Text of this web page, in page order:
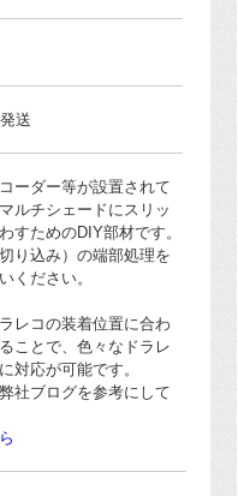
発送
ーダー等が設置されて
ルチシェードにスリッ
すためのDIY部材です。
り込み）の端部処理を
ください。
レコの装着位置に合わ
ことで、色々なドラレ
対応が可能です。
社ブログを参考にして